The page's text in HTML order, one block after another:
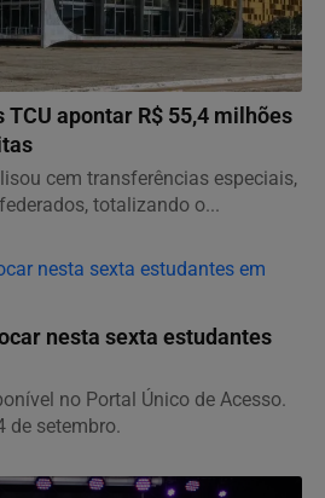
TCU apontar R$ 55,4 milhões
cem transferências especiais,
totalizando o...
nesta sexta estudantes
no Portal Único de Acesso.
de setembro.